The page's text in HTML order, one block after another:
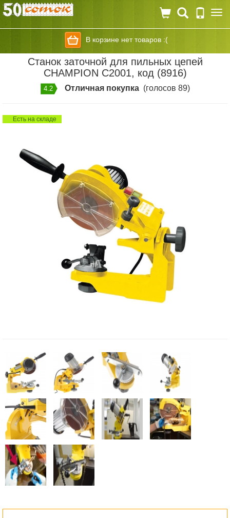
В корзине нет товаров :(
Станок заточной для пильных цепей
CHAMPION C2001, код (8916)
4.2 Отличная покупка(голосов 89)
Есть на складе